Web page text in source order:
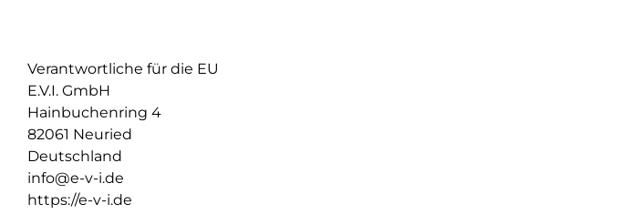
Verantwortliche für die EU
E.V.I. GmbH
Hainbuchenring 4
82061 Neuried
Deutschland
info@e-v-i.de
https://e-v-i.de